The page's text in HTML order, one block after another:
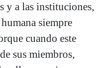
y a las instituciones,
siempre
cuando este
sus miembros,